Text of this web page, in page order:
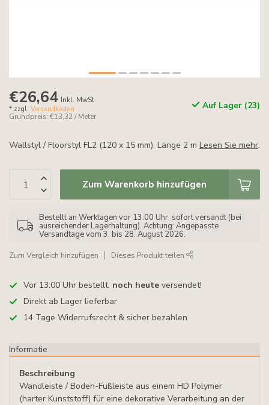
€26,64 Inkl. MwSt.
* zzgl. Versandkosten
Grundpreis: €13,32 / Meter
Auf Lager (23)
Wallstyl / Floorstyl FL2 (120 x 15 mm), Länge 2 m Lesen Sie mehr.
Zum Warenkorb hinzufügen
Bestellt an Werktagen vor 13:00 Uhr, sofort versandt (bei
ausreichender Lagerhaltung). Achtung: Angepasste
Versandtage vom 3. bis 28. August 2026.
Zum Vergleich hinzufügen Dieses Produkt teilen
Vor 13:00 Uhr bestellt, noch heute versendet!
Direkt ab Lager lieferbar
14 Tage Widerrufsrecht & sicher bezahlen
Informatie
Beschreibung
Wandleiste / Boden-Fußleiste aus einem HD Polymer
(harter Kunststoff) für eine dekorative Verarbeitung an der